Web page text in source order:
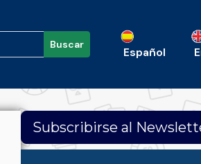
Buscar
Español
Subscribirse al